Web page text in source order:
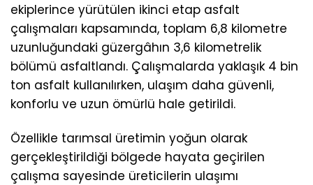
ekiplerince yürütülen ikinci etap asfalt
çalışmaları kapsamında, toplam 6,8 kilometre
uzunluğundaki güzergâhın 3,6 kilometrelik
bölümü asfaltlandı. Çalışmalarda yaklaşık 4 bin
ton asfalt kullanılırken, ulaşım daha güvenli,
konforlu ve uzun ömürlü hale getirildi.
Özellikle tarımsal üretimin yoğun olarak
gerçekleştirildiği bölgede hayata geçirilen
çalışma sayesinde üreticilerin ulaşımı